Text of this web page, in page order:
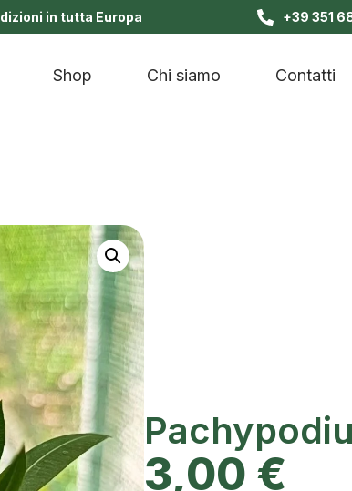
in tutta Europa +39 351
Shop Chi siamo Contatti
3,00 €